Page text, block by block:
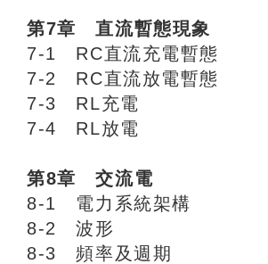
第7章 直流暫態現象
7-1 RC直流充電暫態
7-2 RC直流放電暫態
7-3 RL充電
7-4 RL放電
第8章 交流電
8-1 電力系統架構
8-2 波形
8-3 頻率及週期